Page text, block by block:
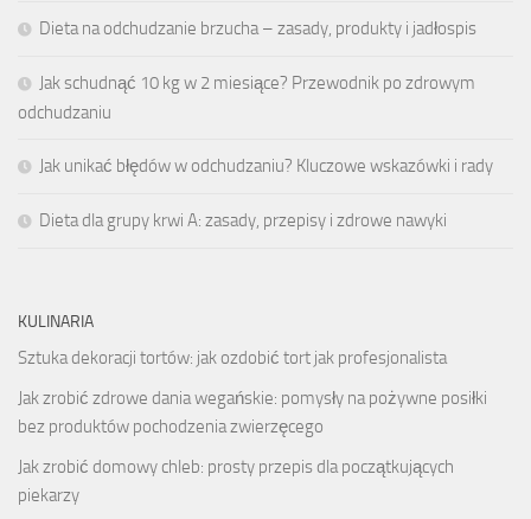
Dieta na odchudzanie brzucha – zasady, produkty i jadłospis
Jak schudnąć 10 kg w 2 miesiące? Przewodnik po zdrowym
odchudzaniu
Jak unikać błędów w odchudzaniu? Kluczowe wskazówki i rady
Dieta dla grupy krwi A: zasady, przepisy i zdrowe nawyki
KULINARIA
Sztuka dekoracji tortów: jak ozdobić tort jak profesjonalista
Jak zrobić zdrowe dania wegańskie: pomysły na pożywne posiłki
bez produktów pochodzenia zwierzęcego
Jak zrobić domowy chleb: prosty przepis dla początkujących
piekarzy